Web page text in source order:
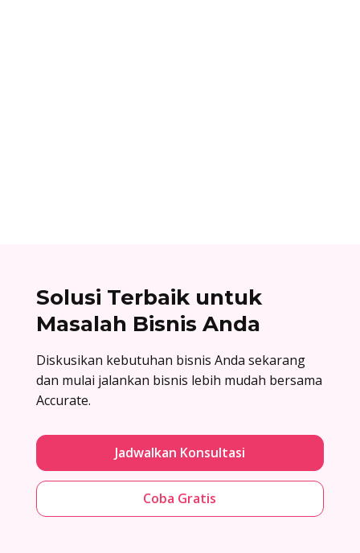
Solusi Terbaik untuk
Masalah Bisnis Anda
Diskusikan kebutuhan bisnis Anda sekarang
dan mulai jalankan bisnis lebih mudah bersama
Accurate.
Jadwalkan Konsultasi
Coba Gratis